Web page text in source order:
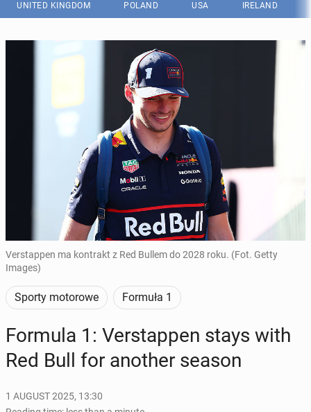
UNITED KINGDOM POLAND USA IRELAND
Verstappen ma kontrakt z Red Bullem do 2028 roku. (Fot. Getty
Images)
Sporty motorowe Formuła 1
Formula 1: Ver­stap­pen stays with
Red Bull for another season
1 AUGUST 2025, 13:30